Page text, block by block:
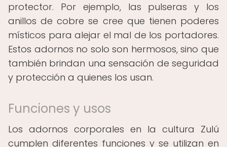
protector. Por ejemplo, las pulseras y los
anillos de cobre se cree que tienen poderes
místicos para alejar el mal de los portadores.
Estos adornos no solo son hermosos, sino que
también brindan una sensación de seguridad
y protección a quienes los usan.
Funciones y usos
Los adornos corporales en la cultura Zulú
cumplen diferentes funciones y se utilizan en